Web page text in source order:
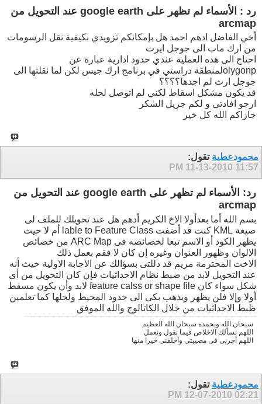
رد : الأسماء لم تظهر على google earth عند التحويل من
arcmap
أخي الفاضل ادهم احمد هل بإمكانكم تزويدي بكيفية نقل الرسومات
من ارك ماب الى جوجل ايرث
احتاج الى هده العملية عندي حدود ادارية عبارة عن
olygonpلمنطقة دراستي في برنامج ارك جيس لكن لما نقلتها الى
جوجل ارث لم اجدها؟؟؟؟
قد يكون مشكل اسقاط لكني لم اتوصل لحله
ارجو افادتي و لكم جزيل الشكر
جازاكم الله كل خير
محمودعطية تقول:
11-13-2010 11:57 PM
رد: الأسماء لم تظهر على google earth عند التحويل من
arcmap
بسم الله أما بعدأولا الاخ الكريم أدهم هل عند تحويلك للملف لى
صيغة KML كنت قد أضفت lable to Feature Class أم لا حيث
يظهر الكود أو الاسم تبعا لخصائصه فى ARC Map من خصائص
الالوان وظهور العنوان وغيره إن كان لا فقم بعمل ذلك
الاخت المحترمة مريم قد دللتى بسؤالك عن الاجابة الاولية حيث أنه
عند التحويل لابد من ضبط نظام الاحداثيات فإن كان التحويل من أى
شكل سواء كان feature calss or shape file لابد وأن يكون مسقط
أولا وإلا فلن يظهر ويذهب بكى الى حدود المحيط ولحلها كما تعلمين
ظبط الاحداثيات من خلال الكاتالوج والله الموفق
سبحان الله وبحمده سبحان الله العظيم
اللهم نسألك الاخلاص فيما نقول ونعمل
اللهم أجرنى فى مصيبتى وأخلفنى خيرا منها
محمودعطية تقول:
12-07-2010 02:21 PM